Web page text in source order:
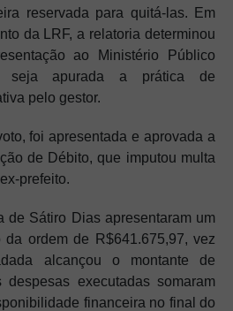
reservada para quitá-las. Em
da LRF, a relatoria determinou
ao Ministério Público
seja apurada a prática de
pelo gestor.
foi apresentada e aprovada a
de Débito, que imputou multa
prefeito.
de Sátiro Dias apresentaram um
da ordem de R$641.675,97, vez
alcançou o montante de
despesas executadas somaram
financeira no final do